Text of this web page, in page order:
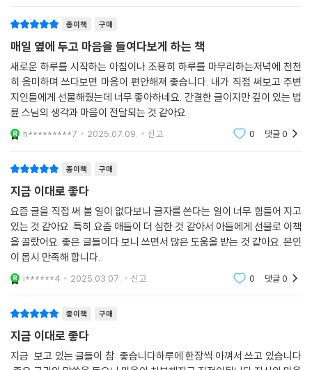
종이책 구매
매일 옆에 두고 마음을 들여다보게 하는 책
새로운 하루를 시작하는 아침이나 조용히 하루를 마무리하는저녁에 천천
히 음미하며 쓰다보면 마음이 편안해져 좋습니다. 내가 직접 써보고 주변
지인들에게 선물해줬는데 너무 좋아하네요. 간결한 글이지만 깊이 있는 법
륜 스님의 생각과 마음이 전달되는 것 같아요.
h*********7 2025.07.09. 신고 0 댓글0
종이책 구매
지금 이대로 좋다
요즘 글을 직접 써 볼 일이 없다보니 글자를 쓴다는 일이 너무 힘들어 지고
있는 것 같아요. 특히 요즘 애들이 더 심한 것 같아서 아들에게 선물로 이책
을 골랐어요. 좋은 글들이다 보니 쓰면서 많은 도움을 받는 것 같아요. 본인
이 몹시 만족해 합니다.
i******4 2025.03.07. 신고 0 댓글0
종이책 구매
지금 이대로 좋다
지금 보고 있는 글들이 참 좋습니다하루에 한장씩 아껴서 쓰고 있습니다